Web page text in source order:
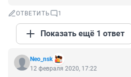
ОТВЕТИТЬ 1
Показать ещё 1 ответ
Neo_nsk
12 февраля 2020, 17:22